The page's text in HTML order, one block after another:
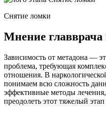
Снятие ломки
Мнение
Зависимость от метадона —
проблема, требующая
отношения. В
понимаем всю сложность
эффективные методы
преодолеть этот тяжелый